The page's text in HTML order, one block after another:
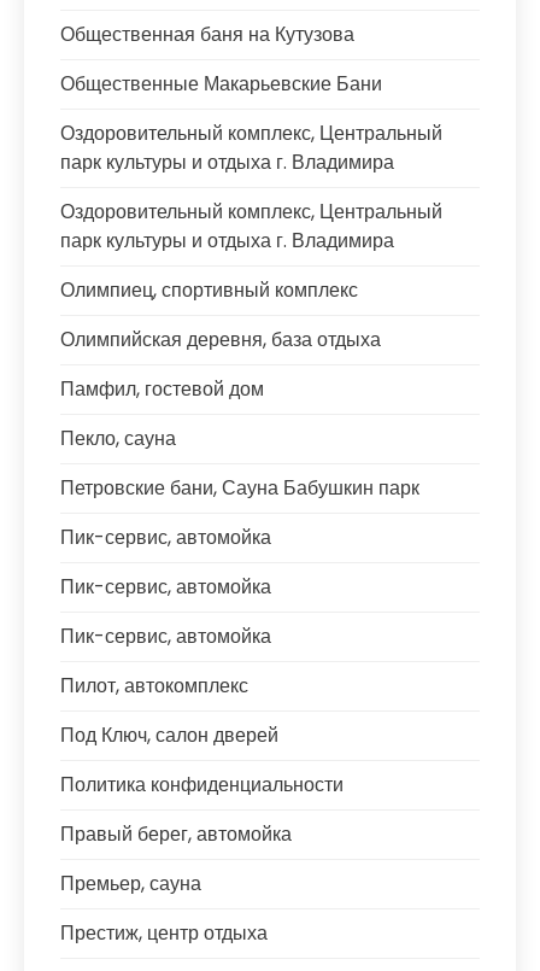
Общественная баня на Кутузова
Общественные Макарьевские Бани
Оздоровительный комплекс, Центральный
парк культуры и отдыха г. Владимира
Оздоровительный комплекс, Центральный
парк культуры и отдыха г. Владимира
Олимпиец, спортивный комплекс
Олимпийская деревня, база отдыха
Памфил, гостевой дом
Пекло, сауна
Петровские бани, Сауна Бабушкин парк
Пик-сервис, автомойка
Пик-сервис, автомойка
Пик-сервис, автомойка
Пилот, автокомплекс
Под Ключ, салон дверей
Политика конфиденциальности
Правый берег, автомойка
Премьер, сауна
Престиж, центр отдыха